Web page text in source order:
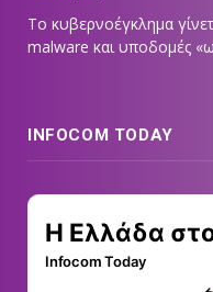
Το κυβερνοέγκλημα
malware και υποδομές
INFOCOM TODAY